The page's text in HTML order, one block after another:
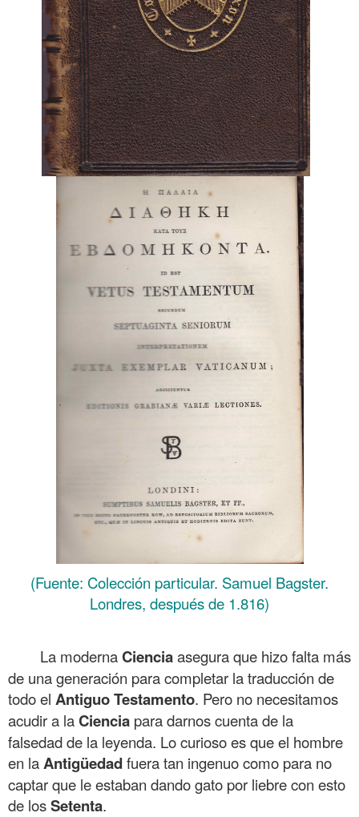
(Fuente: Colección particular. Samuel Bagster.
Londres, después de 1.816)
La modernaCienciaasegura que hizo falta más
de una generación para completar la traducción de
todo el Antiguo Testamento. Pero no necesitamos
acudir a laCiencia para darnos cuenta de la
falsedad de la leyenda. Lo curioso es que el hombre
en laAntigüedadfuera tan ingenuo como para no
captar que le estaban dando gato por liebre con esto
de losSetenta.